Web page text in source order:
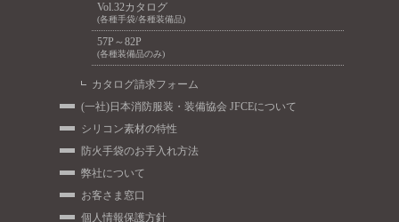
Vol.32カタログ
(各種手袋/各種装備品)
57P～82P
(各種装備品のみ)
カタログ請求フォーム
(一社)日本消防服装・装備協会 JFCEについて
シリコン素材の特性
防火手袋のお手入れ方法
弊社について
お客さま窓口
個人情報保護方針